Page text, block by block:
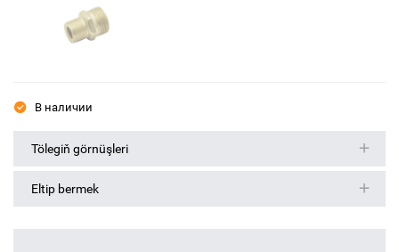
В наличии
Tölegiň görnüşleri
Eltip bermek